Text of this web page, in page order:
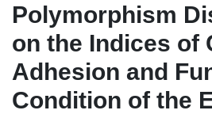
Polymorphism
on the Indices of
Adhesion and
Condition of the